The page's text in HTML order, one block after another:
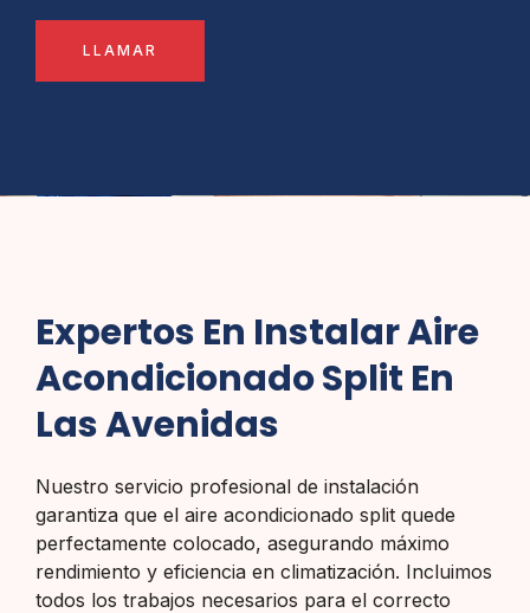
LLAMAR
Expertos En Instalar Aire
Acondicionado Split En
Las Avenidas
Nuestro servicio profesional de instalación
garantiza que el aire acondicionado split quede
perfectamente colocado, asegurando máximo
rendimiento y eficiencia en climatización. Incluimos
todos los trabajos necesarios para el correcto